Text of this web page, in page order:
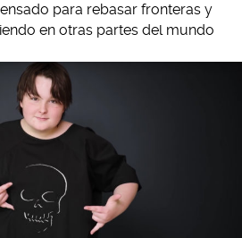
para rebasar fronteras y
en otras partes del mundo